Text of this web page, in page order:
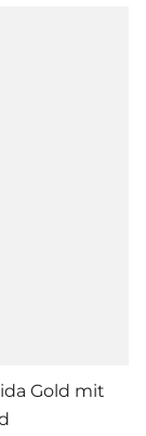
Gold mit